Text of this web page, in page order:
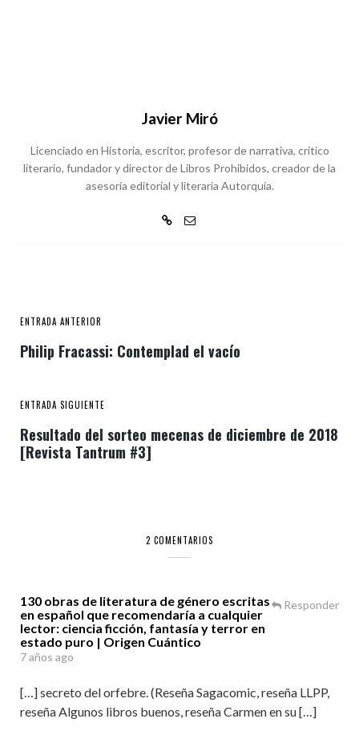
Javier Miró
Licenciado en Historia, escritor, profesor de narrativa, crítico
literario, fundador y director de Libros Prohibidos, creador de la
asesoría editorial y literaria Autorquía.
ENTRADA ANTERIOR
Philip Fracassi: Contemplad el vacío
ENTRADA SIGUIENTE
Resultado del sorteo mecenas de diciembre de 2018
[Revista Tantrum #3]
2 COMENTARIOS
130 obras de literatura de género escritas
en español que recomendaría a cualquier
lector: ciencia ficción, fantasía y terror en
estado puro | Origen Cuántico
7 años ago
[…] secreto del orfebre. (Reseña Sagacomic, reseña LLPP,
reseña Algunos libros buenos, reseña Carmen en su […]
Responder